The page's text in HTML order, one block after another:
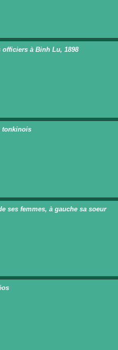
à Binh Lu, 1898
tonkinois
ses femmes, à gauche sa soeur